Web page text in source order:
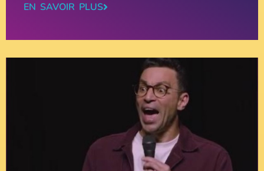
EN SAVOIR PLUS